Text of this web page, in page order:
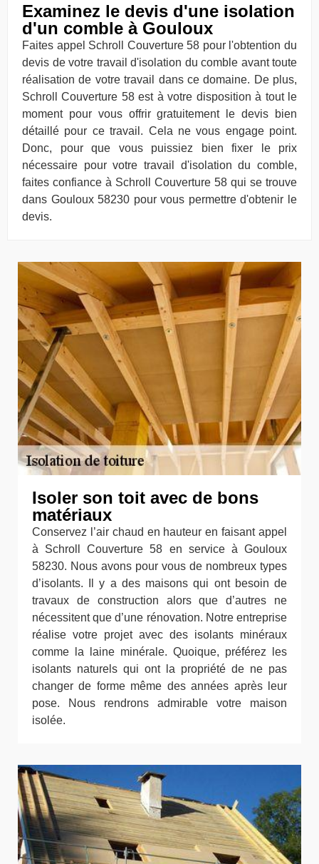
Examinez le devis d'une isolation
d'un comble à Gouloux
Faites appel Schroll Couverture 58 pour l'obtention du
devis de votre travail d'isolation du comble avant toute
réalisation de votre travail dans ce domaine. De plus,
Schroll Couverture 58 est à votre disposition à tout le
moment pour vous offrir gratuitement le devis bien
détaillé pour ce travail. Cela ne vous engage point.
Donc, pour que vous puissiez bien fixer le prix
nécessaire pour votre travail d'isolation du comble,
faites confiance à Schroll Couverture 58 qui se trouve
dans Gouloux 58230 pour vous permettre d'obtenir le
devis.
Isoler son toit avec de bons
matériaux
Conservez l’air chaud en hauteur en faisant appel
à Schroll Couverture 58 en service à Gouloux
58230. Nous avons pour vous de nombreux types
d’isolants. Il y a des maisons qui ont besoin de
travaux de construction alors que d’autres ne
nécessitent que d’une rénovation. Notre entreprise
réalise votre projet avec des isolants minéraux
comme la laine minérale. Quoique, préférez les
isolants naturels qui ont la propriété de ne pas
changer de forme même des années après leur
pose. Nous rendrons admirable votre maison
isolée.